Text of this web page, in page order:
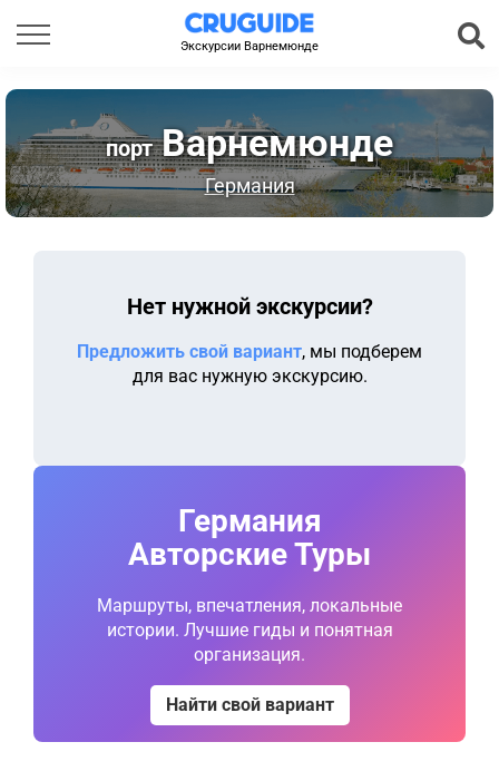
Экскурсии Варнемюнде
портВарнемюнде
Германия
Нет нужной экскурсии?
Предложить свой вариант, мы подберем
для вас нужную экскурсию.
Германия
Авторские Туры
Маршруты, впечатления, локальные
истории. Лучшие гиды и понятная
организация.
Найти свой вариант